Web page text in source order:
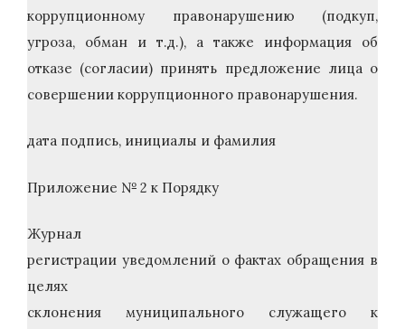
коррупционному правонарушению (подкуп,
угроза, обман и т.д.), а также информация об
отказе (согласии) принять предложение лица о
совершении коррупционного правонарушения.
дата подпись, инициалы и фамилия
Приложение № 2 к Порядку
Журнал
регистрации уведомлений о фактах обращения в
целях
склонения муниципального служащего к